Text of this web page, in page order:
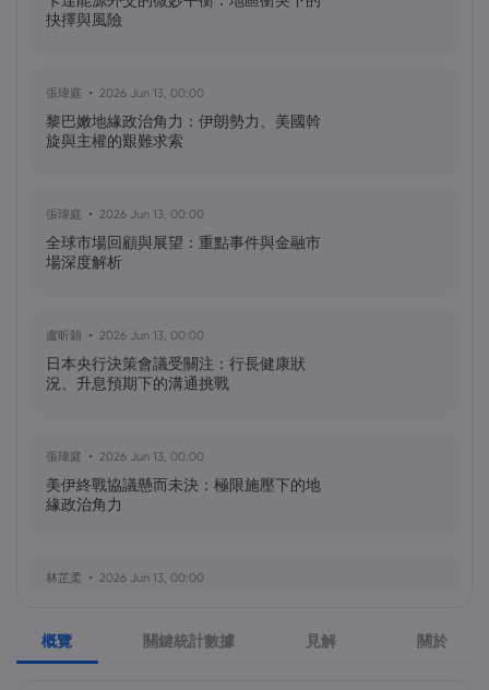
臺灣值得關注的加密貨幣：比特幣
（BTC）、以太坊（ETH）、索拉納
（Solana，SOL）、零幣（Zcash，ZEC）
黃達傑 2025 Sep 29, 16:00
NIO 股票預測：NIO 今天下跌 5%，未來會
黃達傑 2025 Sep 27, 16:00
比特幣價格預測：如何在台灣購買比特
幣？
抉擇與風險
張瑋庭 2026 Jun 13, 00:00
黎巴嫩地緣政治角力：伊朗勢力、美國斡
旋與主權的艱難求索
張瑋庭 2026 Jun 13, 00:00
全球市場回顧與展望：重點事件與金融市
場深度解析
盧昕穎 2026 Jun 13, 00:00
日本央行決策會議受關注：行長健康狀
況、升息預期下的溝通挑戰
張瑋庭 2026 Jun 13, 00:00
美伊終戰協議懸而未決：極限施壓下的地
緣政治角力
林芷柔 2026 Jun 13, 00:00
概覽 關鍵統計數據 見解 關於